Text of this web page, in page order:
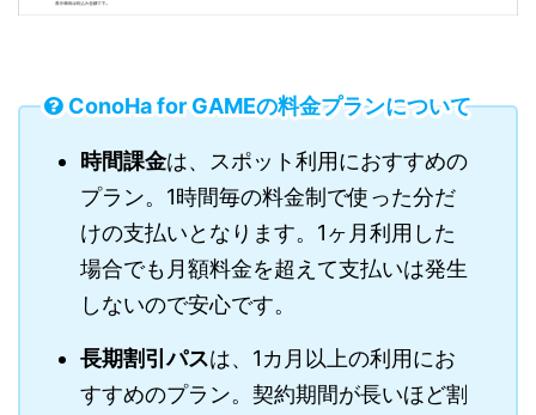
ConoHa for GAMEの料金プランについて
時間課金は、スポット利用におすすめの
プラン。1時間毎の料金制で使った分だ
けの支払いとなります。1ヶ月利用した
場合でも月額料金を超えて支払いは発生
しないので安心です。
長期割引パスは、1カ月以上の利用にお
すすめのプラン。契約期間が長いほど割